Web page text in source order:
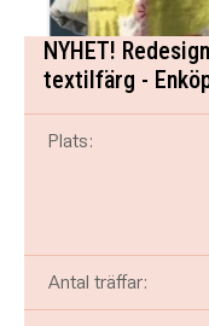
NYHET!
textilfärg -
Plats:
Antal träffar: